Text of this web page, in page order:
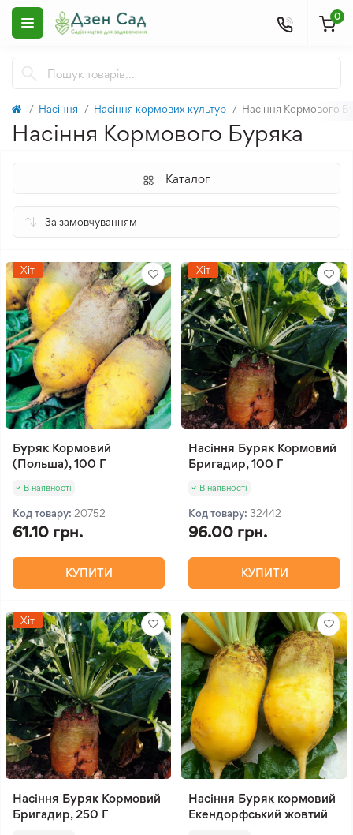
0
Насіння Насіння кормових культур Насіння Кормового
Насіння Кормового Буряка
Каталог
Хіт
Буряк Кормовий
(Польша), 100 Г
В наявності
Код товару: 20752
61.10 грн.
КУПИТИ
Хіт
Насіння Буряк Кормовий
Бригадир, 100 Г
В наявності
Код товару: 32442
96.00 грн.
КУПИТИ
Хіт
Насіння Буряк Кормовий
Бригадир, 250 Г
Насіння Буряк кормовий
Екендорфський жовтий